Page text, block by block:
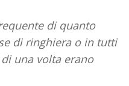
di quanto
di ringhiera o in tutti
una volta erano